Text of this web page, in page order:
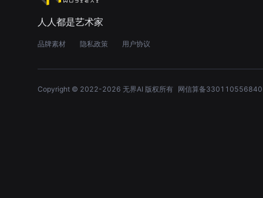
人人都是艺术家
品牌素材 隐私政策 用户协议
Copyright © 2022-2026 无界AI 版权所有 网信算备